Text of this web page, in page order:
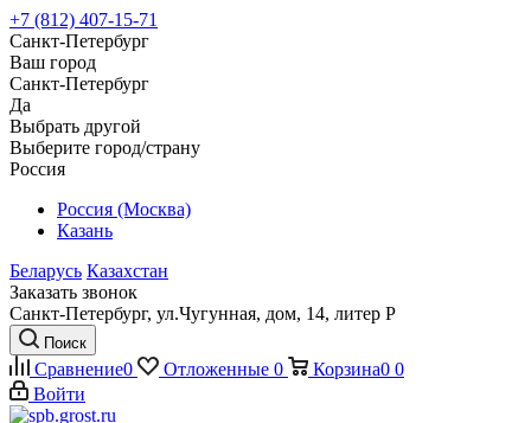
+7 (812) 407-15-71
Санкт-Петербург
Ваш город
Санкт-Петербург
Да
Выбрать другой
Выберите город/страну
Россия
Россия (Москва)
Казань
Беларусь Казахстан
Заказать звонок
Санкт-Петербург, ул.Чугунная, дом, 14, литер Р
Поиск
Сравнение0 Отложенные 0 Корзина0 0
Войти